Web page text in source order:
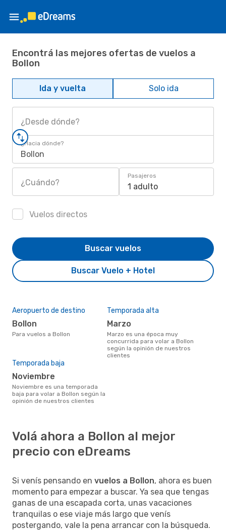
Encontrá las mejores ofertas de vuelos a
Bollon
Ida y vuelta Solo ida
¿Desde dónde?
¿Hacia dónde?
Bollon
¿Cuándo?
Pasajeros
1 adulto
Vuelos directos
Buscar Vuelo + Hotel
Buscar vuelos
Aeropuerto de destino
Bollon
Para vuelos a Bollon
Temporada alta
marzo
marzo es una época muy
concurrida para volar a Bollon
según la opinión de nuestros
clientes
Temporada baja
noviembre
noviembre es una temporada
baja para volar a Bollon según la
opinión de nuestros clientes
Volá ahora a Bollon al mejor
precio con eDreams
Si venís pensando en vuelos a Bollon, ahora es buen
momento para empezar a buscar. Ya sea que tengas
ganas de una escapada corta, unas vacaciones
tranquilas o ese viaje más largo que venís
postergando, vale la pena arrancar con la búsqueda.